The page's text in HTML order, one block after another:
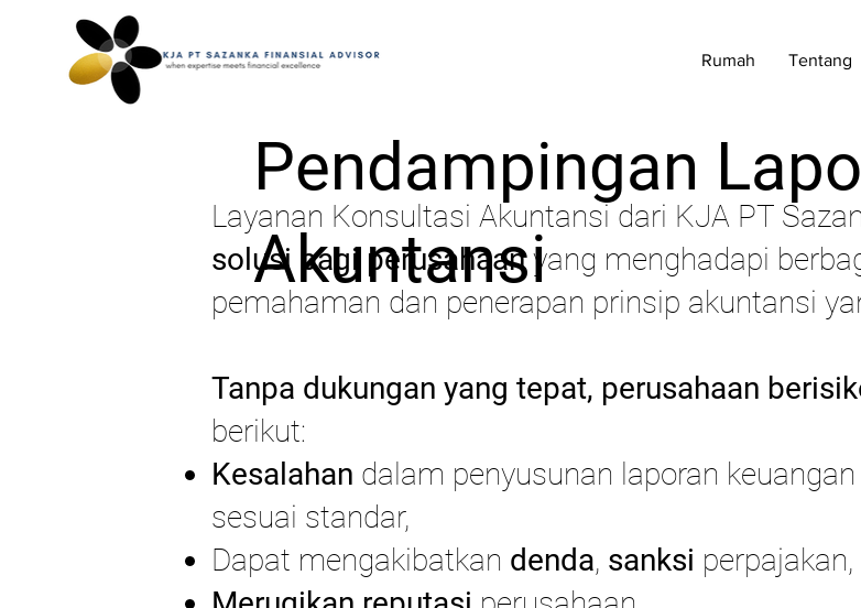
Rumah Tentang
Layanan Konsultasi Akuntansi dari KJA PT
solusi bagi perusahaanyang menghadapi
pemahaman dan penerapan prinsip akuntansi
Tanpa dukungan yang tepat, perusahaan
berikut:
Kesalahan dalam penyusunan laporan
sesuai standar,
Dapat mengakibatkan denda, sanksi
Pendampingan
Akuntansi